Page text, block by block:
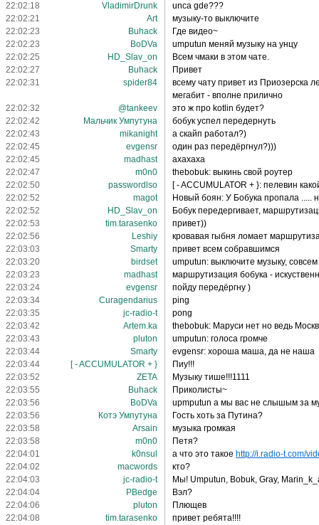
22:02:18
VladimirDrunk
unca gde???
22:02:21
Art
музыку-то выключите
22:02:23
Buhack
Где видео~
22:02:23
BoDVa
umputun меняй музыку на унцу
22:02:25
HD_Slav_on
Всем чмаки в этом чате.
22:02:27
Buhack
Привет
22:02:31
spider84
всему чату привет из Приозерска
мегабит - вполне прилично
22:02:32
@tankeev
это ж про kotlin будет?
22:02:42
Мальчик Умпутуна
бобук успел передернуть
22:02:43
mikanight
а скайп работал?)
22:02:45
evgensr
один раз передёргнул?)))
22:02:45
madhast
ахахаха
22:02:47
m0n0
thebobuk: выкинь свой роутер
22:02:50
passwordlso
[ - ACCUMULATOR + }: пелевин
22:02:52
magot
Новый боян: У Бобука пропала .....
22:02:52
HD_Slav_on
Бобук передергивает,
22:02:53
tim.tarasenko
привет))
22:02:56
Leshiy
кровавая гыбня ломает
22:03:03
Smarty
привет всем собравшимся
22:03:20
birdset
umputun: выключите музыку,
22:03:23
madhast
маршрутизация бобука -
22:03:24
evgensr
пойду передёргну )
22:03:34
Curagendarius
ping
22:03:35
jc-radio-t
pong
22:03:42
Artem.ka
thebobuk: Маруси нет но ведь
22:03:43
pluton
umputun: голоса громче
22:03:44
Smarty
evgensr: хороша маша, да не наша
22:03:44
[ - ACCUMULATOR + }
Пиу!!!
22:03:52
ZETA
Музыку тише!!!1111
22:03:55
Buhack
Приколисты~
22:03:56
BoDVa
upmputun а мы вас не слышым за
22:03:56
Котэ Умпутуна
Гость хоть за Путина?
22:03:58
Arsain
музыка громкая
22:03:58
m0n0
Петя?
22:04:01
k0nsul а что это такое http://i.radio-t.com/
22:04:02
macwords
кто?
22:04:03
jc-radio-t
Мы! Umputun, Bobuk, Gray,
22:04:04
PBedge
Вэл?
22:04:06
pluton
Плющев
22:04:08
tim.tarasenko
привет ребята!!!!